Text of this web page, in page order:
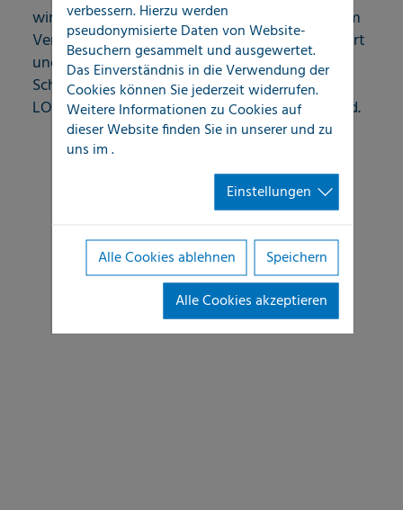
wird eine eigene sog. Handlungsanweisung zum
Verhalten unserer Messtechniker am Schadenort
und zu den Abwicklungsprozessen für den
SchadenERSTservice erstellt, die für alle bei
LOCATEC – zentral und lokal – einzuhalten sind.
verbessern. Hierzu werden
pseudonymisierte Daten von Website-
Besuchern gesammelt und ausgewertet.
Das Einverständnis in die Verwendung der
Cookies können Sie jederzeit widerrufen.
Weitere Informationen zu Cookies auf
dieser Website finden Sie in unsererund zu
uns im.
Einstellungen
Alle Cookies ablehnen
Speichern
Alle Cookies akzeptieren